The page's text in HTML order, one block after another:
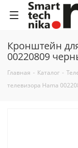
Кронштейн
00220809
Главная - Каталог -
телевизора Hama